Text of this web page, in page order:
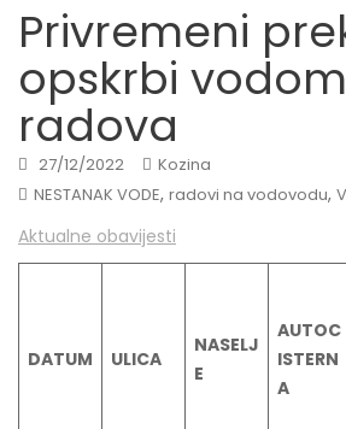
Privremeni
opskrbi
radova
27/12/2022
Kozina
NESTANAK VODE, radovi na vodovodu,
Aktualne obavijesti
DATUM ULICA
NASELJ
E
AUTOC
ISTERN
A